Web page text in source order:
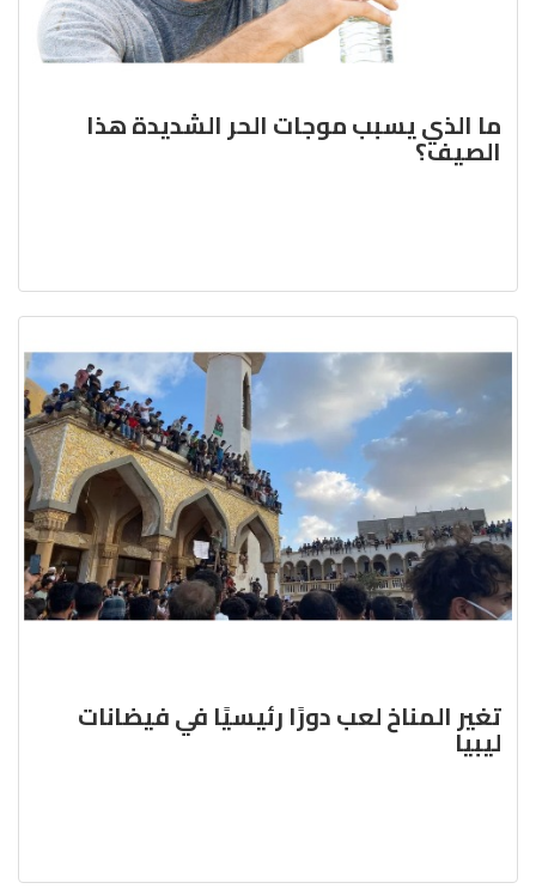
ما الذي يسبب موجات الحر الشديدة هذا
الصيف؟
تغير المناخ لعب دورًا رئيسيًا في فيضانات
ليبيا